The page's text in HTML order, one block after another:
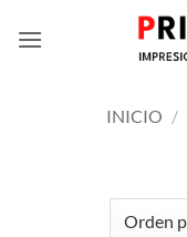
INICIO /